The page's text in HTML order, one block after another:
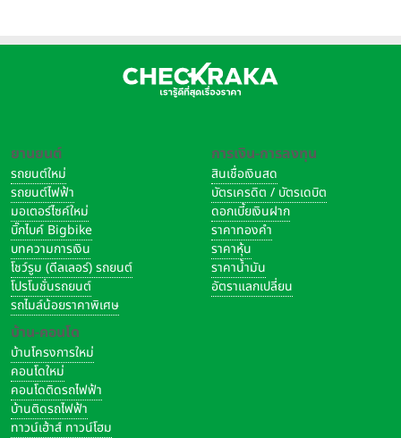
ยานยนต์
รถยนต์ใหม่
รถยนต์ไฟฟ้า
มอเตอร์ไซค์ใหม่
บิ๊กไบค์ Bigbike
บทความการเงิน
โชว์รูม (ดีลเลอร์) รถยนต์
โปรโมชั่นรถยนต์
รถไมล์น้อยราคาพิเศษ
บ้าน-คอนโด
บ้านโครงการใหม่
คอนโดใหม่
คอนโดติดรถไฟฟ้า
บ้านติดรถไฟฟ้า
ทาวน์เฮ้าส์ ทาวน์โฮม
การเงิน-การลงทุน
สินเชื่อเงินสด
บัตรเครดิต / บัตรเดบิต
ดอกเบี้ยเงินฝาก
ราคาทองคำ
ราคาหุ้น
ราคาน้ำมัน
อัตราแลกเปลี่ยน